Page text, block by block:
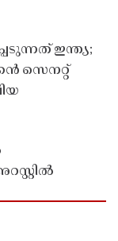
ഇന്ത്യ;
സെനറ്റ്